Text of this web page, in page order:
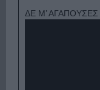
ΔΕ Μ’